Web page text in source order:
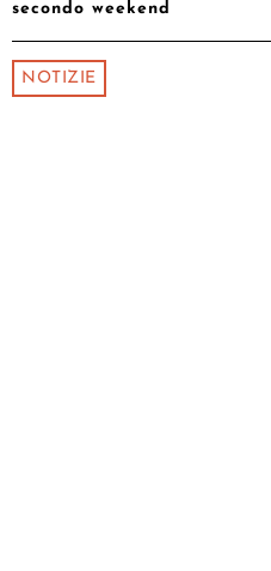
secondo weekend
NOTIZIE